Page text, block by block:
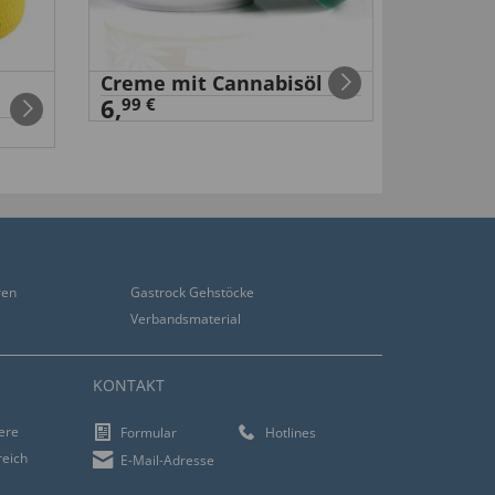
Creme mit Cannabisöl
6,99 €
Gastrock Gehstöcke
Verbandsmaterial
KONTAKT
Formular
Hotlines
E-Mail-Adresse